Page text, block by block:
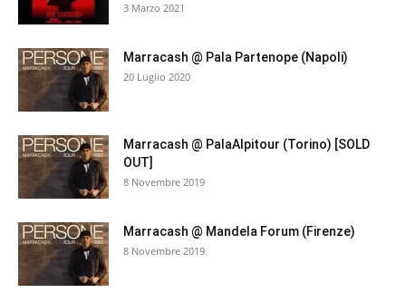
3 Marzo 2021
Marracash @ Pala Partenope (Napoli)
20 Luglio 2020
Marracash @ PalaAlpitour (Torino) [SOLD
OUT]
8 Novembre 2019
Marracash @ Mandela Forum (Firenze)
8 Novembre 2019